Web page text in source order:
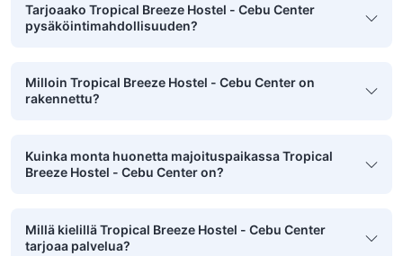
Tarjoaako Tropical Breeze Hostel - Cebu Center
pysäköintimahdollisuuden?
Milloin Tropical Breeze Hostel - Cebu Center on
rakennettu?
Kuinka monta huonetta majoituspaikassa Tropical
Breeze Hostel - Cebu Center on?
Millä kielillä Tropical Breeze Hostel - Cebu Center
tarjoaa palvelua?